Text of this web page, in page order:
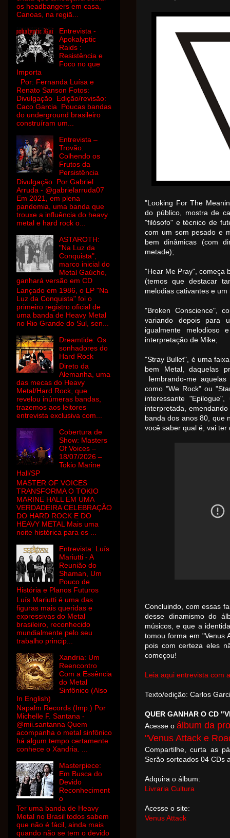
"Looking For The
do público, mostra de
"filósofo" e técnico de
com um som pesado e
bem dinâmicas (com
metade);
"Hear Me Pray", começa
(temos que destacar
melodias cativantes e
"Broken Conscience",
variando depois para
igualmente melodioso
interpretação de Mike;
"Stray Bullet", é uma
bem Metal, daquelas
lembrando-me
como "We Rock" ou
interessante
interpretada,
banda dos anos 80, que
você saber qual é, vai
Concluindo, com essas
desse dinamismo do
músicos, e que a
tomou forma em "Venus
pois com certeza eles
começou!
Leia aqui entrevista com
Texto/edição: Carlos
QUER GANHAR O CD
Acesse o álbum da
"Venus Attack e
Compartilhe, curta as
Serão sorteados 04 CDs
Adquira o álbum:
Livraria Cultura
Acesse o site:
Venus Attack
os headbangers em casa,
Canoas, na regiã...
Entrevista -
Apokalyptic
Raids :
Resistência e
Foco no que
Importa
Por: Fernanda Luísa e
Renato Sanson Fotos:
Divulgação Edição/revisão:
Caco Garcia Poucas bandas
do underground brasileiro
construíram um...
Entrevista –
Trovão:
Colhendo os
Frutos da
Persistência
Divulgação Por Gabriel
Arruda - @gabrielarruda07
Em 2021, em plena
pandemia, uma banda que
trouxe a influência do heavy
metal e hard rock o...
ASTAROTH:
"Na Luz da
Conquista",
marco inicial do
Metal Gaúcho,
ganhará versão em CD
Lançado em 1986, o LP "Na
Luz da Conquista" foi o
primeiro registro oficial de
uma banda de Heavy Metal
no Rio Grande do Sul, sen...
Dreamtide: Os
sonhadores do
Hard Rock
Direto da
Alemanha, uma
das mecas do Heavy
Metal/Hard Rock, que
revelou inúmeras bandas,
trazemos aos leitores
entrevista exclusiva com...
Cobertura de
Show: Masters
Of Voices –
18/07/2026 –
Tokio Marine
Hall/SP
MASTER OF VOICES
TRANSFORMA O TOKIO
MARINE HALL EM UMA
VERDADEIRA CELEBRAÇÃO
DO HARD ROCK E DO
HEAVY METAL Mais uma
noite histórica para os ...
Entrevista: Luís
Mariutti - A
Reunião do
Shaman, Um
Pouco de
História e Planos Futuros
Luís Mariutti é uma das
figuras mais queridas e
expressivas do Metal
brasileiro, reconhecido
mundialmente pelo seu
trabalho princip...
Xandria: Um
Reencontro
Com a Essência
do Metal
Sinfônico (Also
In English)
Napalm Records (Imp.) Por
Michelle F. Santana -
@mii.santanna Quem
acompanha o metal sinfônico
há algum tempo certamente
conhece o Xandria. ...
Masterpiece:
Em Busca do
Devido
Reconheciment
o
Ter uma banda de Heavy
Metal no Brasil todos sabem
que não é fácil, ainda mais
quando não se tem o devido